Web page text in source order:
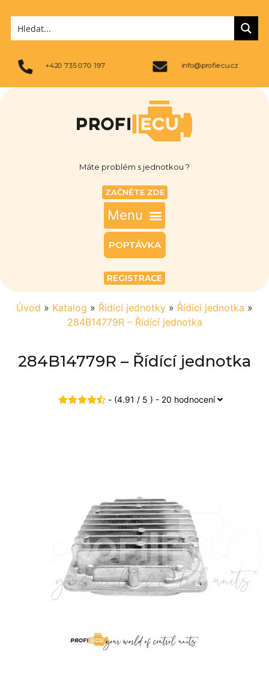
+420 735 070 197 info@profiecu.cz
Máte problém s jednotkou ?
ZAČNĚTE ZDE
POPTÁVKA
REGISTRACE
Úvod » Katalog » Řídící jednotky » Řídící jednotka »
284B14779R – Řídící jednotka
284B14779R – Řídící jednotka
- (4.91 / 5 ) - 20 hodnocení